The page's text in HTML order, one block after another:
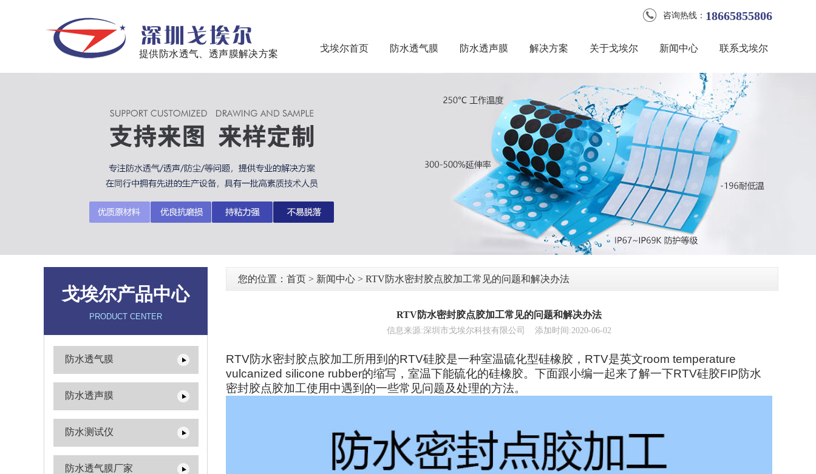
提供防水透气、透声膜解决方案
18665855806
咨询热线：
戈埃尔首页 防水透气膜 防水透声膜 解决方案 关于戈埃尔 新闻中心 联系戈埃尔
戈埃尔产品中心
PRODUCT CENTER
防水透气膜
防水透声膜
防水测试仪
防水透气膜厂家
您的位置： 首页 > 新闻中心 > ​RTV防水密封胶点胶加工常见的问题和解决办法
​RTV防水密封胶点胶加工常见的问题和解决办法
信息来源:深圳市戈埃尔科技有限公司 添加时间:2020-06-02
RTV防水密封胶点胶加工所用到的RTV硅胶是一种室温硫化型硅橡胶，RTV是英文room temperature
vulcanized silicone rubber的缩写，室温下能硫化的硅橡胶。下面跟小编一起来了解一下RTV硅胶FIP防水
密封胶点胶加工使用中遇到的一些常见问题及处理的方法。